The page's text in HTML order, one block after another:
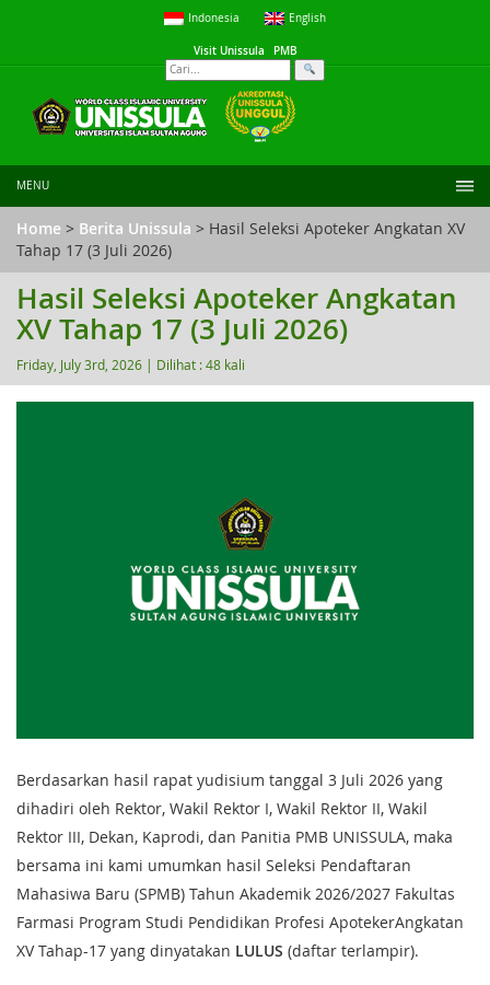
Indonesia English
Visit Unissula PMB
MENU
Home > Berita Unissula > Hasil Seleksi Apoteker Angkatan XV
Tahap 17 (3 Juli 2026)
Hasil Seleksi Apoteker Angkatan
XV Tahap 17 (3 Juli 2026)
Friday, July 3rd, 2026 | Dilihat : 48 kali
Berdasarkan hasil rapat yudisium tanggal 3 Juli 2026 yang
dihadiri oleh Rektor, Wakil Rektor I, Wakil Rektor II, Wakil
Rektor III, Dekan, Kaprodi, dan Panitia PMB UNISSULA, maka
bersama ini kami umumkan hasil Seleksi Pendaftaran
Mahasiwa Baru (SPMB) Tahun Akademik 2026/2027 Fakultas
Farmasi Program Studi Pendidikan Profesi ApotekerAngkatan
XV Tahap-17 yang dinyatakan LULUS (daftar terlampir).